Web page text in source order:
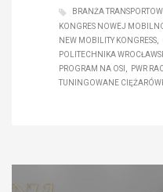
BRANŻA
KONGRES NOWEJ
NEW MOBILITY KONGRESS
POLITECHNIKA
PROGRAM NA OSI
PWR
TUNINGOWANE